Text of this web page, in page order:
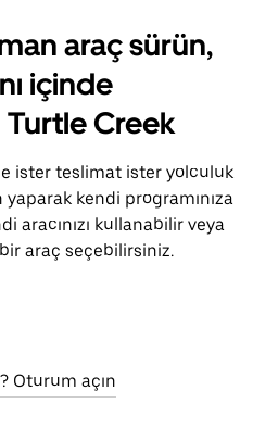
araç sürün,
içinde
Creek
ister teslimat ister yolculuk
kendi programınıza
aracınızı kullanabilir veya
araç seçebilirsiniz.
Oturum açın